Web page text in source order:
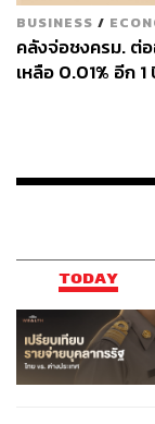
BUSINESS /
คลังจ่อชงครม. ต่
เหลือ 0.01% อีก
TODAY